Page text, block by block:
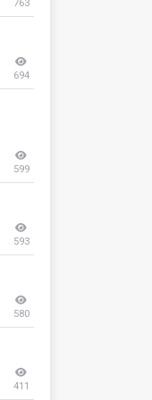
763
694
599
593
580
411